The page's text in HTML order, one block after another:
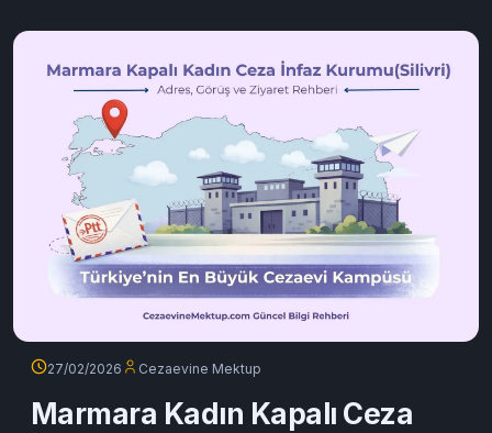
27/02/2026 Cezaevine Mektup
Marmara Kadın Kapalı Ceza